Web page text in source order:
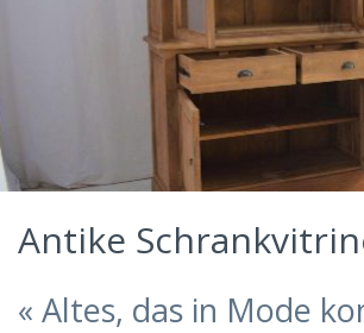
Antike
« Altes, das in Mode